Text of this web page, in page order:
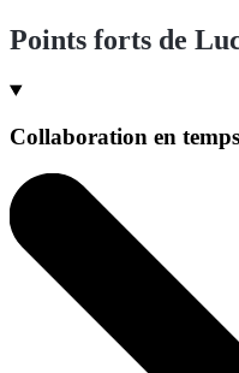
Points forts de
Collaboration en